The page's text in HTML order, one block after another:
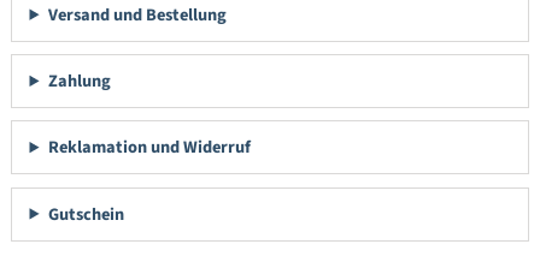
Versand und Bestellung
Zahlung
Reklamation und Widerruf
Gutschein